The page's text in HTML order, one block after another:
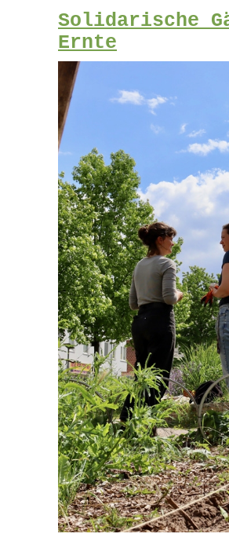
Solidarische
Ernte